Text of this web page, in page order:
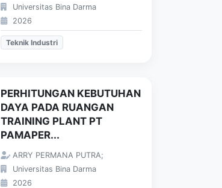
Universitas Bina Darma
2026
Teknik Industri
PERHITUNGAN KEBUTUHAN
DAYA PADA RUANGAN
TRAINING PLANT PT
PAMAPER...
ARRY PERMANA PUTRA;
Universitas Bina Darma
2026